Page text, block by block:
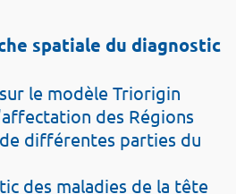
spatiale du diagnostic
le modèle Triorigin
des Régions
différentes parties du
des maladies de la tête